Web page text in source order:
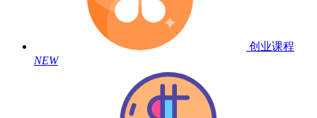
创业课程
NEW